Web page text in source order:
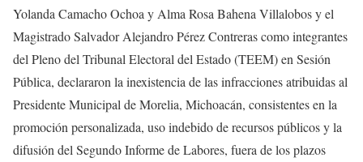
Yolanda Camacho Ochoa y Alma Rosa Bahena Villalobos y el
Magistrado Salvador Alejandro Pérez Contreras como integrantes
del Pleno del Tribunal Electoral del Estado (TEEM) en Sesión
Pública, declararon la inexistencia de las infracciones atribuidas al
Presidente Municipal de Morelia, Michoacán, consistentes en la
promoción personalizada, uso indebido de recursos públicos y la
difusión del Segundo Informe de Labores, fuera de los plazos